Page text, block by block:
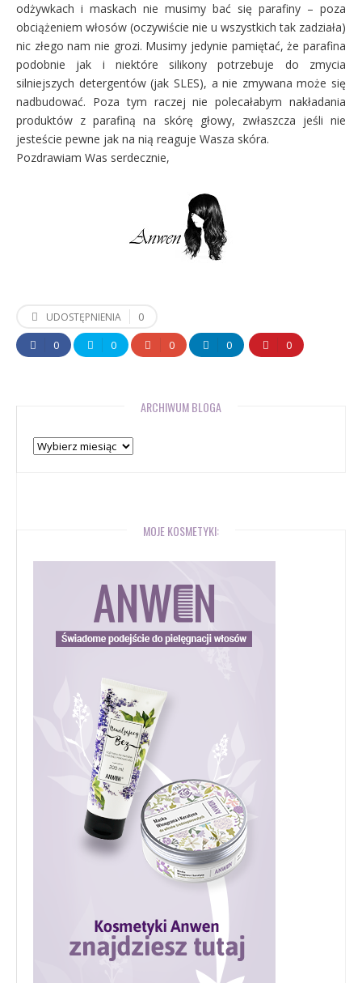
odżywkach i maskach nie musimy bać się parafiny – poza
obciążeniem włosów (oczywiście nie u wszystkich tak zadziała)
nic złego nam nie grozi. Musimy jedynie pamiętać, że parafina
podobnie jak i niektóre silikony potrzebuje do zmycia
silniejszych detergentów (jak SLES), a nie zmywana może się
nadbudować. Poza tym raczej nie polecałabym nakładania
produktów z parafiną na skórę głowy, zwłaszcza jeśli nie
jesteście pewne jak na nią reaguje Wasza skóra.
Pozdrawiam Was serdecznie,
UDOSTĘPNIENIA
0
0
0 0 0 0
ARCHIWUM BLOGA
Archiwum
MOJE KOSMETYKI: